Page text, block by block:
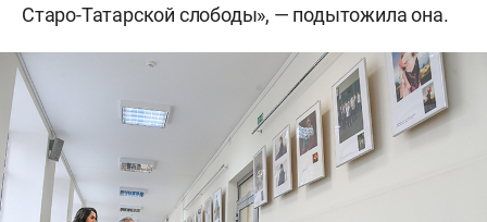
Старо-Татарской слободы», — подытожила она.